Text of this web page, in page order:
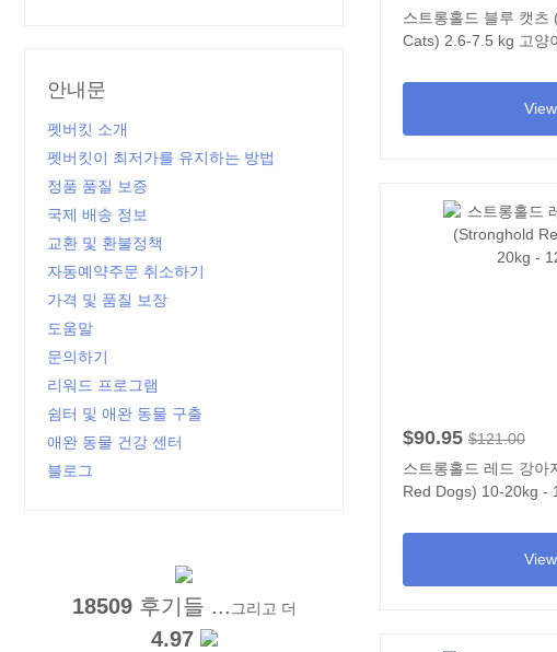
안내문
펫버킷 소개
펫버킷이 최저가를 유지하는 방법
정품 품질 보증
국제 배송 정보
교환 및 환불정책
자동예약주문 취소하기
가격 및 품질 보장
도움말
문의하기
리워드 프로그램
쉼터 및 애완 동물 구출
애완 동물 건강 센터
블로그
18509후기들 ... 그리고 더
4.97
스트롱홀드 블루 캣츠
Cats) 2.6-7.5 kg 고양
$90.95 $121.00
스트롱홀드 레드 강아
Red Dogs) 10-20kg -